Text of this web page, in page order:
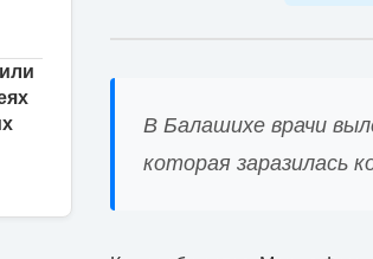
В Балашихе врачи
которая заразилась